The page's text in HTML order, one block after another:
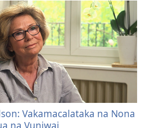
Vakamacalataka na Nona
na Vuniwai